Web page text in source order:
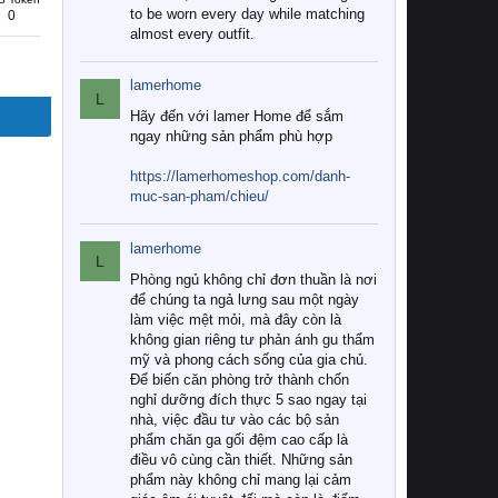
0
to be worn every day while matching
almost every outfit.
L
lamerhome
Hãy đến với lamer Home để sắm
ngay những sản phẩm phù hợp
https://lamerhomeshop.com/danh-
muc-san-pham/chieu/
L
lamerhome
Phòng ngủ không chỉ đơn thuần là nơi
để chúng ta ngả lưng sau một ngày
làm việc mệt mỏi, mà đây còn là
không gian riêng tư phản ánh gu thẩm
mỹ và phong cách sống của gia chủ.
Để biến căn phòng trở thành chốn
nghỉ dưỡng đích thực 5 sao ngay tại
nhà, việc đầu tư vào các bộ sản
phẩm chăn ga gối đệm cao cấp là
điều vô cùng cần thiết. Những sản
phẩm này không chỉ mang lại cảm